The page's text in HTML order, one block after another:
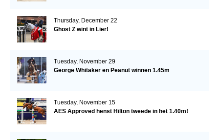
Thursday, December 22
Ghost Z wint in Lier!
Tuesday, November 29
George Whitaker en Peanut winnen 1.45m
Tuesday, November 15
AES Approved henst Hilton tweede in het 1.40m!